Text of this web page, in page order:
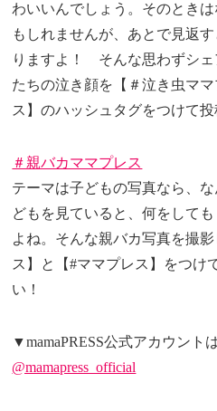
わいいんでしょう。そのとき
もしれませんが、あとで見返
りますよ！ そんな思わずシェ
たちの泣き顔を【＃泣き虫マ
ス】のハッシュタグをつけて
＃親バカママプレス
テーマは子どもの写真なら、
どもを見ていると、何をして
よね。そんな親バカ写真を撮
ス】と【#ママプレス】をつけ
い！
▼mamaPRESS公式アカウント
@mamapress_official